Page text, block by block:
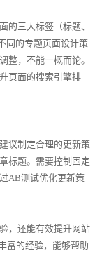
的三大标签（标题、
同的专题页面设计策
整，不能一概而论。
页面的搜索引擎排
议制定合理的更新策
标题。需要控制固定
AB测试优化更新策
，还能有效提升网站
富的经验，能够帮助